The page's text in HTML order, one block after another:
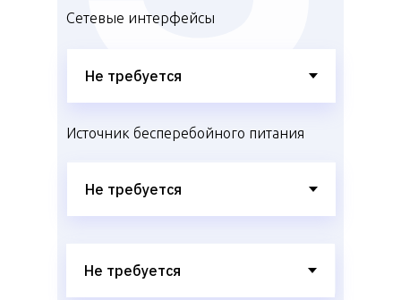
Источник бесперебойного питания
Сетевые интерфейсы